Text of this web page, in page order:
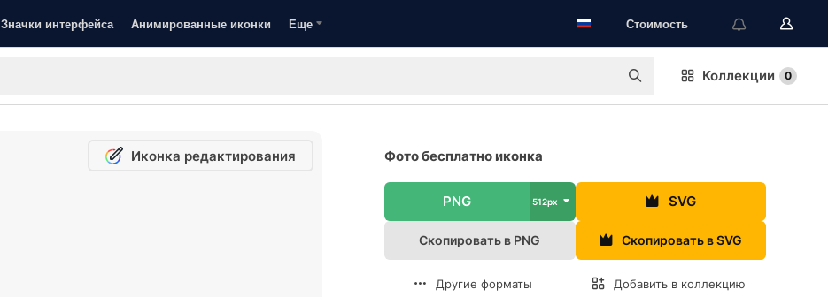
Значки интерфейса Анимированные иконки Еще Стоимость
Коллекции 0
Иконка редактирования Фото бесплатно иконка
PNG 512px SVG
Скопировать в PNG Скопировать в SVG
Другие форматы Добавить в коллекцию